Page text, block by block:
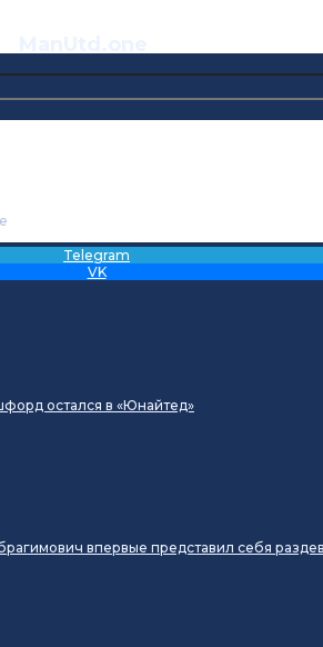
Telegram
VK
зимних трансферов «Манчестер Юнайтед»
остался в «Юнайтед»
впервые представил себя